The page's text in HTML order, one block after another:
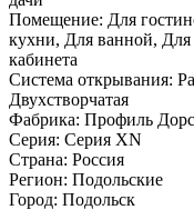
Помещение: Для
кухни, Для ванной, Для
кабинета
Система открывания:
Двухстворчатая
Фабрика: Профиль Дорс
Серия: Серия XN
Страна: Россия
Регион: Подольские
Город: Подольск